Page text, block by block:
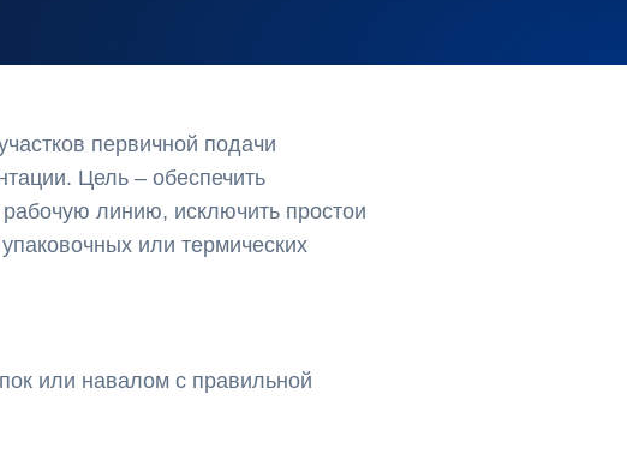
первичной подачи
Цель ‒ обеспечить
линию, исключить простои
или термических
или навалом с правильной